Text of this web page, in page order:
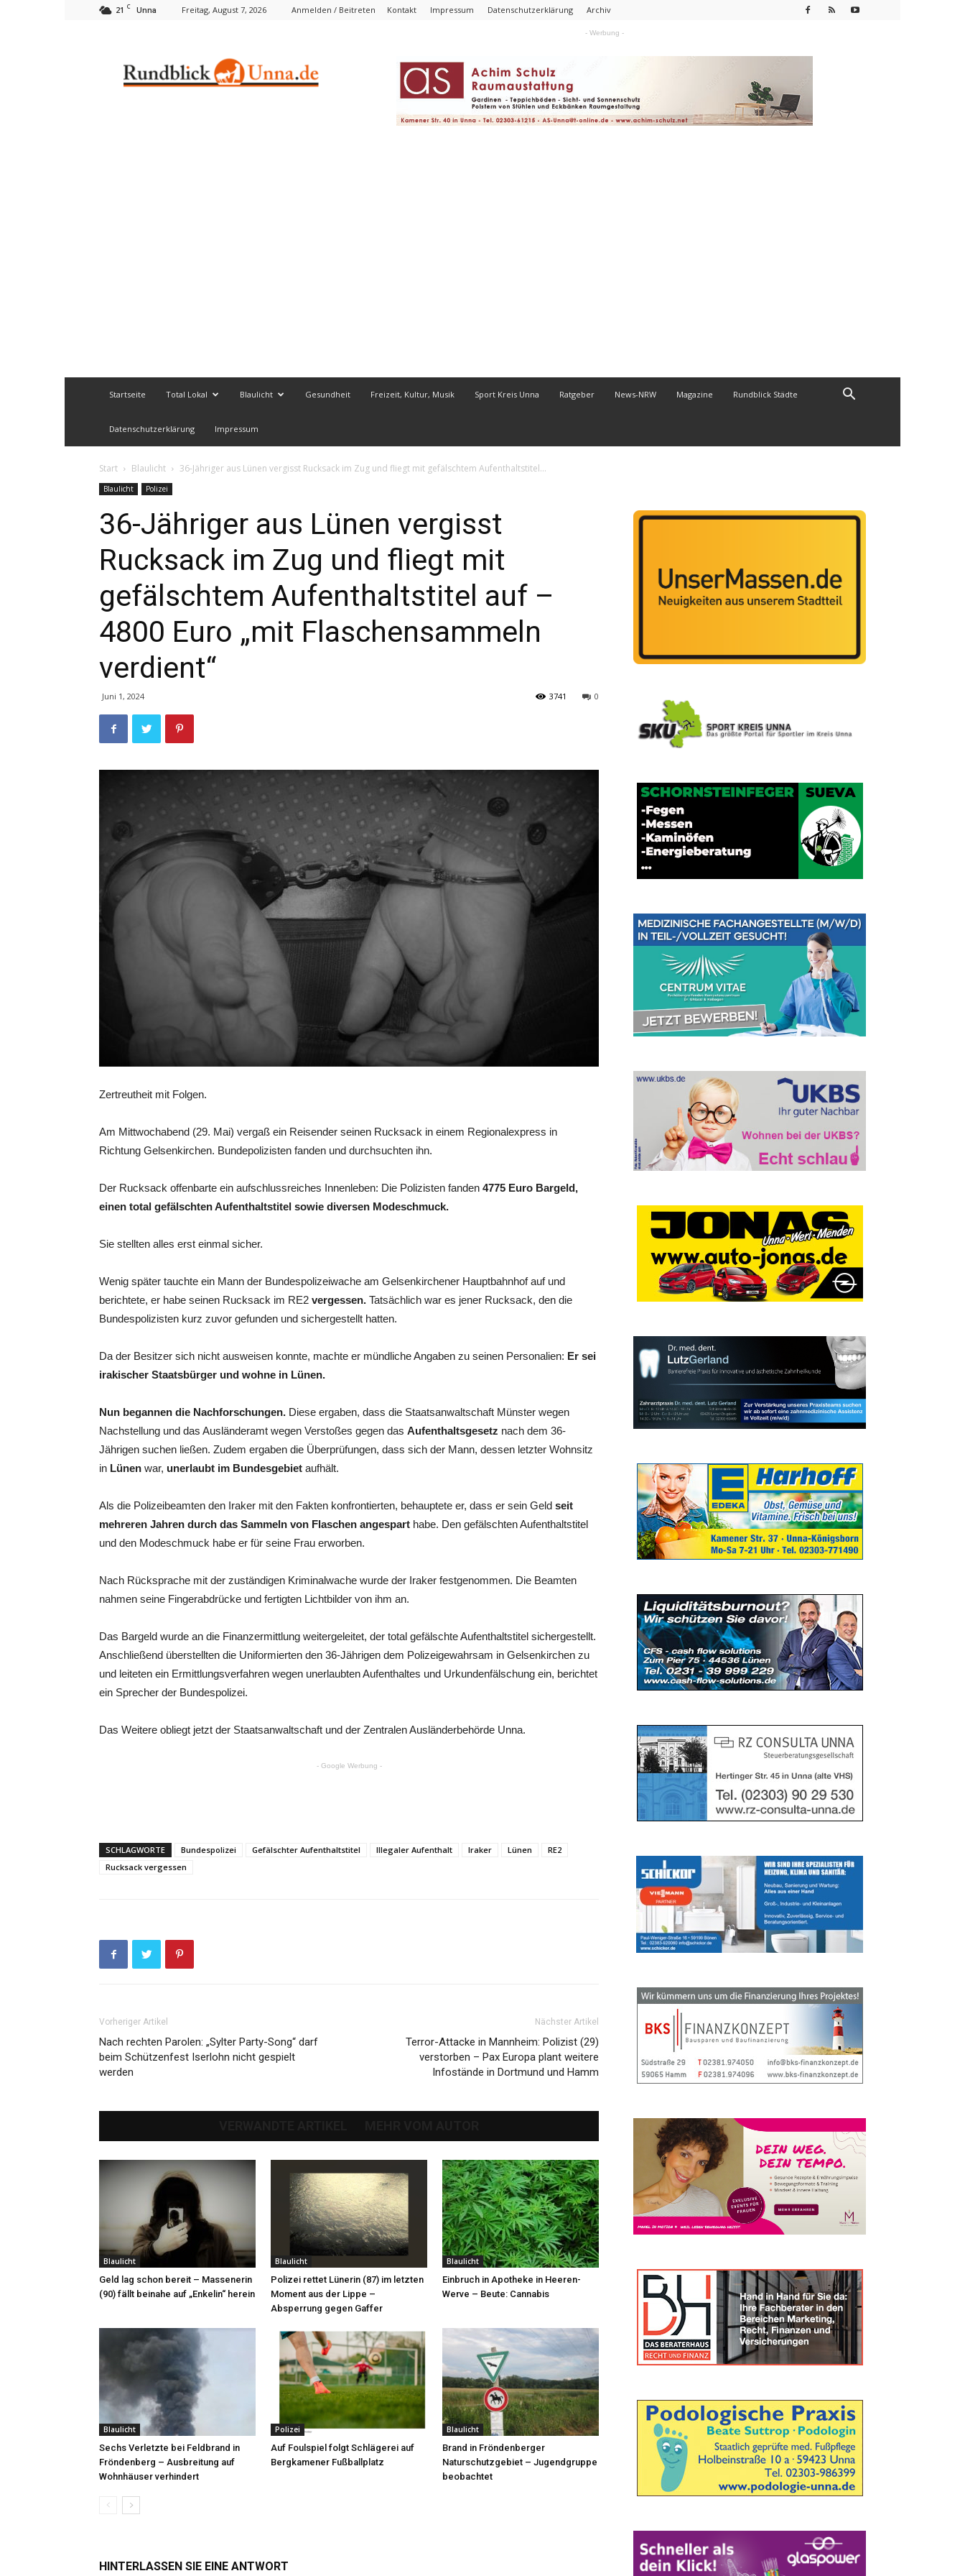
21 C Unna Freitag, August 7, 2026 Anmelden / Beitreten Kontakt Impressum Datenschutzerklärung Archiv
- Werbung -
Startseite Total Lokal Blaulicht Gesundheit Freizeit, Kultur, Musik Sport Kreis Unna Ratgeber News-NRW Magazine Rundblick Städte
Datenschutzerklärung Impressum
Start Blaulicht 36-Jähriger aus Lünen vergisst Rucksack im Zug und fliegt mit gefälschtem Aufenthaltstitel...
Blaulicht Polizei
36-Jähriger aus Lünen vergisst
Rucksack im Zug und fliegt mit
gefälschtem Aufenthaltstitel auf –
4800 Euro „mit Flaschensammeln
verdient“
Juni 1, 2024 0
3741
Zertreutheit mit Folgen.
Am Mittwochabend (29. Mai) vergaß ein Reisender seinen Rucksack in einem Regionalexpress in
Richtung Gelsenkirchen. Bundepolizisten fanden und durchsuchten ihn.
Der Rucksack offenbarte ein aufschlussreiches Innenleben: Die Polizisten fanden 4775 Euro Bargeld,
einen total gefälschten Aufenthaltstitel sowie diversen Modeschmuck.
Sie stellten alles erst einmal sicher.
Wenig später tauchte ein Mann der Bundespolizeiwache am Gelsenkirchener Hauptbahnhof auf und
berichtete, er habe seinen Rucksack im RE2 vergessen. Tatsächlich war es jener Rucksack, den die
Bundespolizisten kurz zuvor gefunden und sichergestellt hatten.
Da der Besitzer sich nicht ausweisen konnte, machte er mündliche Angaben zu seinen Personalien: Er sei
irakischer Staatsbürger und wohne in Lünen.
Nun begannen die Nachforschungen. Diese ergaben, dass die Staatsanwaltschaft Münster wegen
Nachstellung und das Ausländeramt wegen Verstoßes gegen das Aufenthaltsgesetz nach dem 36-
Jährigen suchen ließen. Zudem ergaben die Überprüfungen, dass sich der Mann, dessen letzter Wohnsitz
in Lünen war, unerlaubt im Bundesgebiet aufhält.
Als die Polizeibeamten den Iraker mit den Fakten konfrontierten, behauptete er, dass er sein Geld seit
mehreren Jahren durch das Sammeln von Flaschen angespart habe. Den gefälschten Aufenthaltstitel
und den Modeschmuck habe er für seine Frau erworben.
Nach Rücksprache mit der zuständigen Kriminalwache wurde der Iraker festgenommen. Die Beamten
nahmen seine Fingerabdrücke und fertigten Lichtbilder von ihm an.
Das Bargeld wurde an die Finanzermittlung weitergeleitet, der total gefälschte Aufenthaltstitel sichergestellt.
Anschließend überstellten die Uniformierten den 36-Jährigen dem Polizeigewahrsam in Gelsenkirchen zu
und leiteten ein Ermittlungsverfahren wegen unerlaubten Aufenthaltes und Urkundenfälschung ein, berichtet
ein Sprecher der Bundespolizei.
Das Weitere obliegt jetzt der Staatsanwaltschaft und der Zentralen Ausländerbehörde Unna.
- Google Werbung -
SCHLAGWORTE Bundespolizei Gefälschter Aufenthaltstitel Illegaler Aufenthalt Iraker Lünen
RE2
Rucksack vergessen
Vorheriger Artikel
Nach rechten Parolen: „Sylter Party-Song“ darf
beim Schützenfest Iserlohn nicht gespielt
werden
Nächster Artikel
Terror-Attacke in Mannheim: Polizist (29)
verstorben – Pax Europa plant weitere
Infostände in Dortmund und Hamm
Blaulicht
Geld lag schon bereit – Massenerin
(90) fällt beinahe auf „Enkelin“ herein
Blaulicht
Polizei rettet Lünerin (87) im letzten
Moment aus der Lippe –
Absperrung gegen Gaffer
Blaulicht
Einbruch in Apotheke in Heeren-
Werve – Beute: Cannabis
Blaulicht
Sechs Verletzte bei Feldbrand in
Fröndenberg – Ausbreitung auf
Wohnhäuser verhindert
Polizei
Auf Foulspiel folgt Schlägerei auf
Bergkamener Fußballplatz
Blaulicht
Brand in Fröndenberger
Naturschutzgebiet – Jugendgruppe
beobachtet
HINTERLASSEN SIE EINE ANTWORT